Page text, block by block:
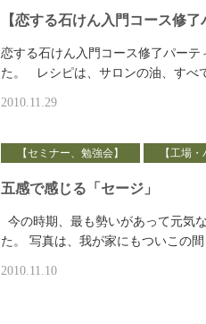
【恋する石けん入門コース修
恋する石けん入門コース修了パー
た。 レシピは、サロンの油、すべ
2010.11.29
【セミナー、勉強会】 【工場
五感で感じる「セージ」
今の時期、最も勢いがあって元気
た。 写真は、我が家にもついこの
2010.11.10